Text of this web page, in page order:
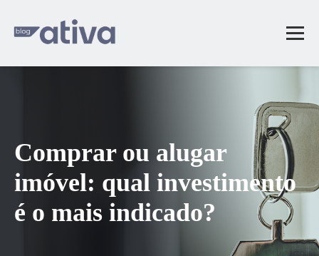
Comprar ou alugar
imóvel: qual investimento
é o mais indicado?